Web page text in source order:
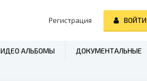
Регистрация ВОЙТИ
АЛЬБОМЫ ДОКУМЕНТАЛЬНЫЕ